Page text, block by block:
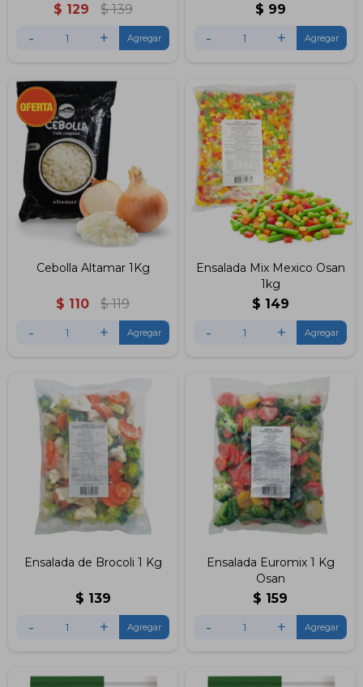
$ 129 $ 139
- +
$ 99
- +
Cebolla Altamar 1Kg
$ 110 $ 119
- +
Ensalada Mix Mexico Osan
1kg
$ 149
- +
Ensalada de Brocoli 1 Kg
$ 139
- +
Ensalada Euromix 1 Kg
Osan
$ 159
- +